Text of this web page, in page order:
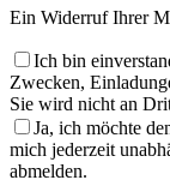
Ein Widerruf Ihrer
Ich bin
Zwecken,
Sie wird nicht an
Ja, ich möchte
mich jederzeit
abmelden.